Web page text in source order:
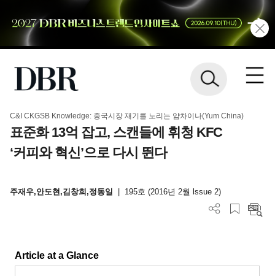
C&I CKGSB Knowledge: 중국시장 재기를 노리는 얌차이나(Yum China)
표준화 13억 잡고, 스캔들에 휘청 KFC
‘커피와 혁신’으로 다시 뛴다
주재우,안도현,김창희,정동일 195호 (2016년 2월 lssue 2)
Article at a Glance